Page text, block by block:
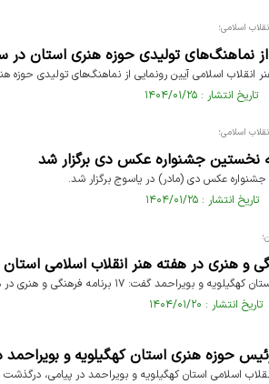
اسلامی؛
تولیدی حوزه هنری استان در سال ۱۴۰۳
اسلامی آیین رونمایی از نماهنگ‌های تولیدی حوزه هنری
اسلامی؛
نخستین جشنواره عکس دی برگزار شد
عکس دی (مادر) در یاسوج برگزار شد.
۱۷ برنامه فرهنگی و هنری در هفته هنر انقلاب اسلامی در استان برگزار می‌شود
حوزه هنری استان کهگیلویه و
اسلامی استان کهگیلویه و بویراحمد در پیامی،